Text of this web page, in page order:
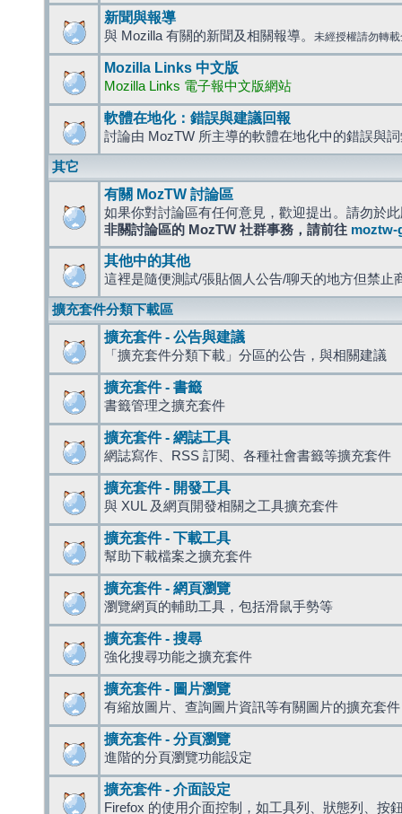
新聞與報導
與 Mozilla 有關的新聞及相關報導。 未經授權請勿轉
Mozilla Links 中文版
Mozilla Links 電子報中文版網站
軟體在地化：錯誤與建議回報
討論由 MozTW 所主導的軟體在地化中的錯誤與
其它
有關 MozTW 討論區
如果你對討論區有任何意見，歡迎提出。請勿於
非關討論區的 MozTW 社群事務，請前往 moztw-
其他中的其他
這裡是隨便測試/張貼個人公告/聊天的地方但禁止
擴充套件分類下載區
擴充套件 - 公告與建議
「擴充套件分類下載」分區的公告，與相關建議
擴充套件 - 書籤
書籤管理之擴充套件
擴充套件 - 網誌工具
網誌寫作、RSS 訂閱、各種社會書籤等擴充套件
擴充套件 - 開發工具
與 XUL 及網頁開發相關之工具擴充套件
擴充套件 - 下載工具
幫助下載檔案之擴充套件
擴充套件 - 網頁瀏覽
瀏覽網頁的輔助工具，包括滑鼠手勢等
擴充套件 - 搜尋
強化搜尋功能之擴充套件
擴充套件 - 圖片瀏覽
有縮放圖片、查詢圖片資訊等有關圖片的擴充套件
擴充套件 - 分頁瀏覽
進階的分頁瀏覽功能設定
擴充套件 - 介面設定
Firefox 的使用介面控制，如工具列、狀態列、按